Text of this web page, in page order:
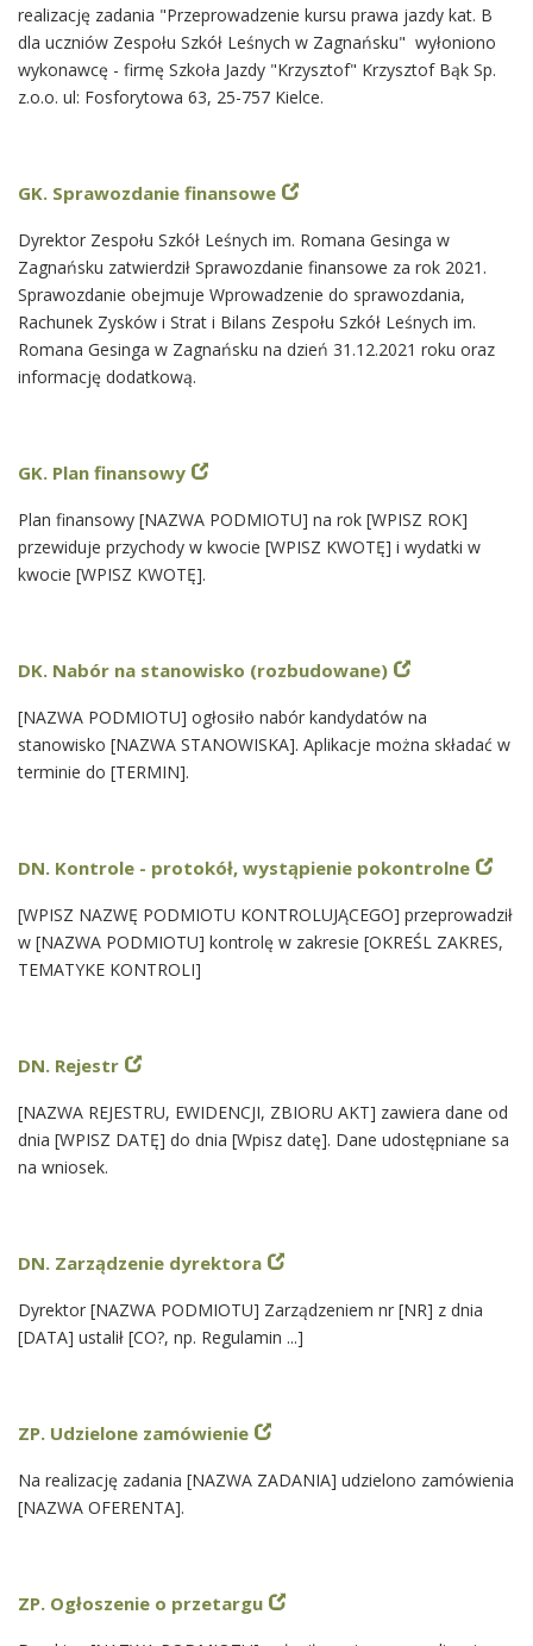
realizację zadania "Przeprowadzenie kursu prawa jazdy kat. B
dla uczniów Zespołu Szkół Leśnych w Zagnańsku" wyłoniono
wykonawcę - firmę Szkoła Jazdy "Krzysztof" Krzysztof Bąk Sp.
z.o.o. ul: Fosforytowa 63, 25-757 Kielce.
GK. Sprawozdanie finansowe
Dyrektor Zespołu Szkół Leśnych im. Romana Gesinga w
Zagnańsku zatwierdził Sprawozdanie finansowe za rok 2021.
Sprawozdanie obejmuje Wprowadzenie do sprawozdania,
Rachunek Zysków i Strat i Bilans Zespołu Szkół Leśnych im.
Romana Gesinga w Zagnańsku na dzień 31.12.2021 roku oraz
informację dodatkową.
GK. Plan finansowy
Plan finansowy [NAZWA PODMIOTU] na rok [WPISZ ROK]
przewiduje przychody w kwocie [WPISZ KWOTĘ] i wydatki w
kwocie [WPISZ KWOTĘ].
DK. Nabór na stanowisko (rozbudowane)
[NAZWA PODMIOTU] ogłosiło nabór kandydatów na
stanowisko [NAZWA STANOWISKA]. Aplikacje można składać w
terminie do [TERMIN].
DN. Kontrole - protokół, wystąpienie pokontrolne
[WPISZ NAZWĘ PODMIOTU KONTROLUJĄCEGO] przeprowadził
w [NAZWA PODMIOTU] kontrolę w zakresie [OKREŚL ZAKRES,
TEMATYKE KONTROLI]
DN. Rejestr
[NAZWA REJESTRU, EWIDENCJI, ZBIORU AKT] zawiera dane od
dnia [WPISZ DATĘ] do dnia [Wpisz datę]. Dane udostępniane sa
na wniosek.
DN. Zarządzenie dyrektora
Dyrektor [NAZWA PODMIOTU] Zarządzeniem nr [NR] z dnia
[DATA] ustalił [CO?, np. Regulamin ...]
ZP. Udzielone zamówienie
Na realizację zadania [NAZWA ZADANIA] udzielono zamówienia
[NAZWA OFERENTA].
ZP. Ogłoszenie o przetargu